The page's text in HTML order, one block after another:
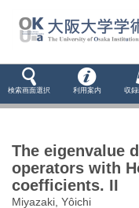
検索画面選択 利用案内 収
The eigenvalue
operators with
coefficients. II
Miyazaki, Yôichi